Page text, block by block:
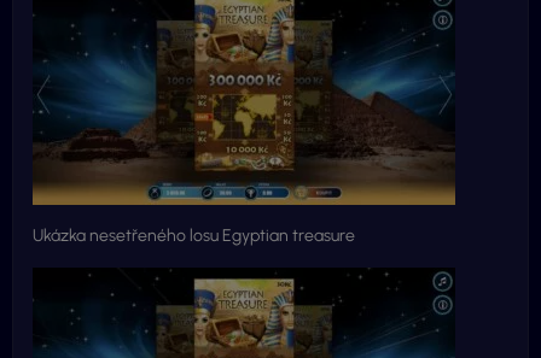
Ukázka nesetřeného losu Egyptian treasure